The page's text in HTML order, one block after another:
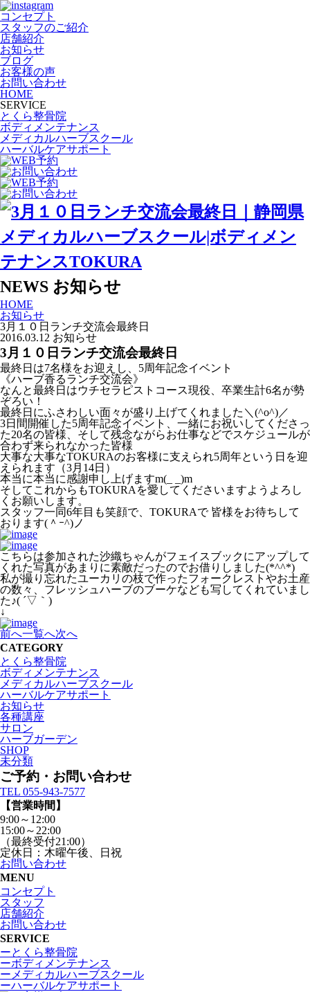
コンセプト
スタッフのご紹介
店舗紹介
お知らせ
ブログ
お客様の声
お問い合わせ
HOME
SERVICE
とくら整骨院
ボディメンテナンス
メディカルハーブスクール
ハーバルケアサポート
NEWS お知らせ
HOME
お知らせ
3月１０日ランチ交流会最終日
2016.03.12 お知らせ
3月１０日ランチ交流会最終日
最終日は7名様をお迎えし、5周年記念イベント
《ハーブ香るランチ交流会》
なんと最終日はウチセラピストコース現役、卒業生計6名が勢
ぞろい！
最終日にふさわしい面々が盛り上げてくれました＼(^o^)／
3日間開催した5周年記念イベント、一緒にお祝いしてくださっ
た20名の皆様、そして残念ながらお仕事などでスケジュールが
合わず来られなかった皆様
大事な大事なTOKURAのお客様に支えられ5周年という日を迎
えられます（3月14日）
本当に本当に感謝申し上げますm(_ _)m
そしてこれからもTOKURAを愛してくださいますようよろし
くお願いします。
スタッフ一同6年目も笑顔で、TOKURAで 皆様をお待ちして
おります(＾ｰ^)ノ
こちらは参加された沙織ちゃんがフェイスブックにアップして
くれた写真があまりに素敵だったのでお借りしました(*^^*)
私が撮り忘れたユーカリの枝で作ったフォークレストやお土産
の数々、フレッシュハーブのブーケなども写してくれていまし
た♪( ´▽｀)
↓
前へ一覧へ次へ
CATEGORY
とくら整骨院
ボディメンテナンス
メディカルハーブスクール
ハーバルケアサポート
お知らせ
各種講座
サロン
ハーブガーデン
SHOP
未分類
ご予約・お問い合わせ
TEL 055-943-7577
【営業時間】
9:00～12:00
15:00～22:00
（最終受付21:00）
定休日：木曜午後、日祝
お問い合わせ
MENU
コンセプト
スタッフ
店舗紹介
お問い合わせ
SERVICE
ーとくら整骨院
ーボディメンテナンス
ーメディカルハーブスクール
ーハーバルケアサポート